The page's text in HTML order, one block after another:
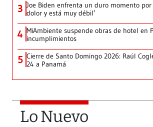
3 Joe Biden enfrenta un duro momento por
dolor y está muy débil’
4 MiAmbiente suspende obras de hotel en
incumplimientos
5 Cierre de Santo Domingo 2026: Raúl
24 a Panamá
Lo Nuevo